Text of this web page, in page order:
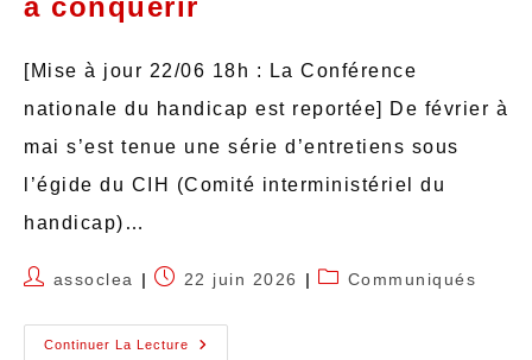
à conquérir
[Mise à jour 22/06 18h : La Conférence
nationale du handicap est reportée] De février à
mai s’est tenue une série d’entretiens sous
l’égide du CIH (Comité interministériel du
handicap)…
assoclea 22 juin 2026 Communiqués
Continuer La Lecture